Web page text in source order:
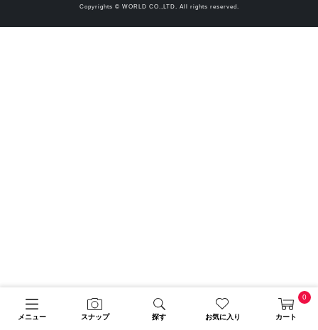
メニュー スナップ 探す お気に入り カート
0
Copyrights © WORLD CO.,LTD. All rights reserved.